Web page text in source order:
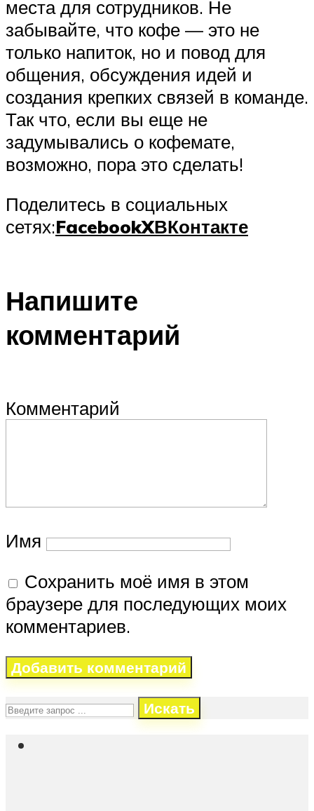
места для сотрудников. Не
забывайте, что кофе — это не
только напиток, но и повод для
общения, обсуждения идей и
создания крепких связей в команде.
Так что, если вы еще не
задумывались о кофемате,
возможно, пора это сделать!
Поделитесь в социальных
сетях:FacebookXВКонтакте
Напишите
комментарий
Комментарий
Имя
Сохранить моё имя в этом
браузере для последующих моих
комментариев.
Искать